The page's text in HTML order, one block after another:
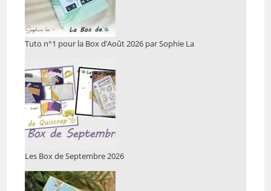
Tuto n°1 pour la Box d’Août 2026 par Sophie La
Les Box de Septembre 2026